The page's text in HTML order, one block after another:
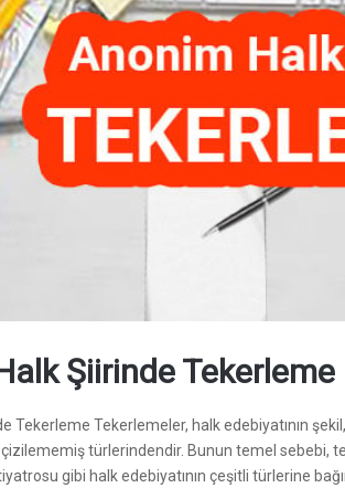
Şiirinde Tekerleme
Tekerleme Tekerlemeler, halk edebiyatının
çizilememiş türlerindendir. Bunun temel sebebi,
gibi halk edebiyatının çeşitli türlerine